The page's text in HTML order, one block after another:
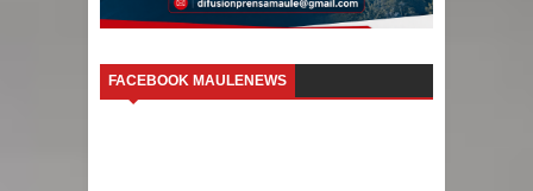
FACEBOOK MAULENEWS